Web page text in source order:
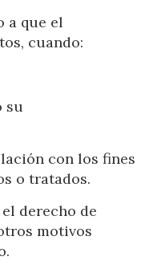
a que el
cuando:
su
con los fines
o tratados.
derecho de
motivos